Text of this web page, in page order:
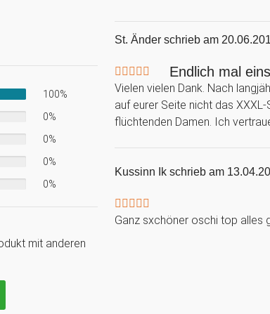
100%
0%
0%
0%
0%
mit anderen
St. Änder schrieb am
Endlich mal
Vielen vielen Dank. Nach
auf eurer Seite nicht das
flüchtenden Damen. Ich
Kussinn Ik schrieb am
Ganz sxchöner oschi top alles